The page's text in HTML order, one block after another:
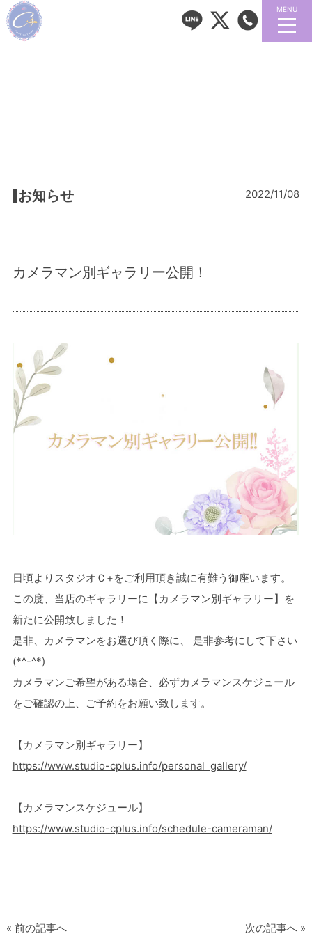
MENU
お知らせ 2022/11/08
カメラマン別ギャラリー公開！
日頃よりスタジオＣ+をご利用頂き誠に有難う御座います。
この度、当店のギャラリーに【カメラマン別ギャラリー】を
新たに公開致しました！
是非、
カメラマンをお選び頂く際に、 是非参考にして下さい
(*^-^*)
カメラマンご希望がある場合、必ずカメラマンスケジュール
をご確認の上、ご予約をお願い致します。
【カメラマン別ギャラリー】
https://www.studio-cplus.info/personal_gallery/
【カメラマンスケジュール】
https://www.studio-cplus.info/schedule-cameraman/
« 前の記事へ 次の記事へ »